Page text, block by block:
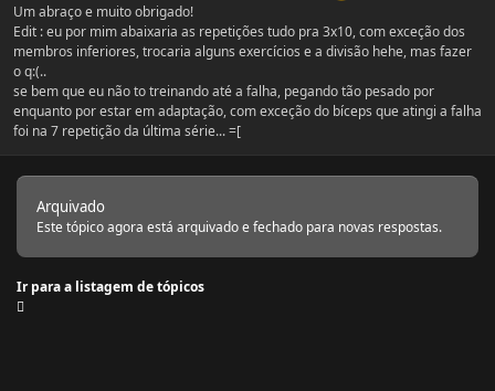
Um abraço e muito obrigado!
Edit : eu por mim abaixaria as repetições tudo pra 3x10, com exceção dos
membros inferiores, trocaria alguns exercícios e a divisão hehe, mas fazer
o q:(..
se bem que eu não to treinando até a falha, pegando tão pesado por
enquanto por estar em adaptação, com exceção do bíceps que atingi a falha
foi na 7 repetição da última série... =[
Arquivado
Este tópico agora está arquivado e fechado para novas respostas.
Ir para a listagem de tópicos